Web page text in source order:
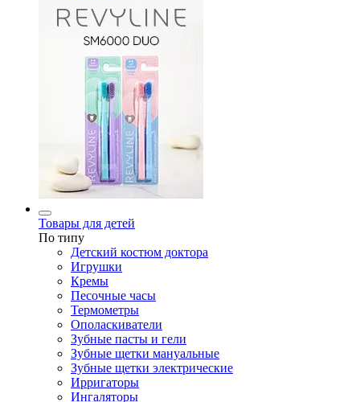
Товары для детей
По типу
Детский костюм доктора
Игрушки
Кремы
Песочные часы
Термометры
Ополаскиватели
Зубные пасты и гели
Зубные щетки мануальные
Зубные щетки электрические
Ирригаторы
Ингаляторы